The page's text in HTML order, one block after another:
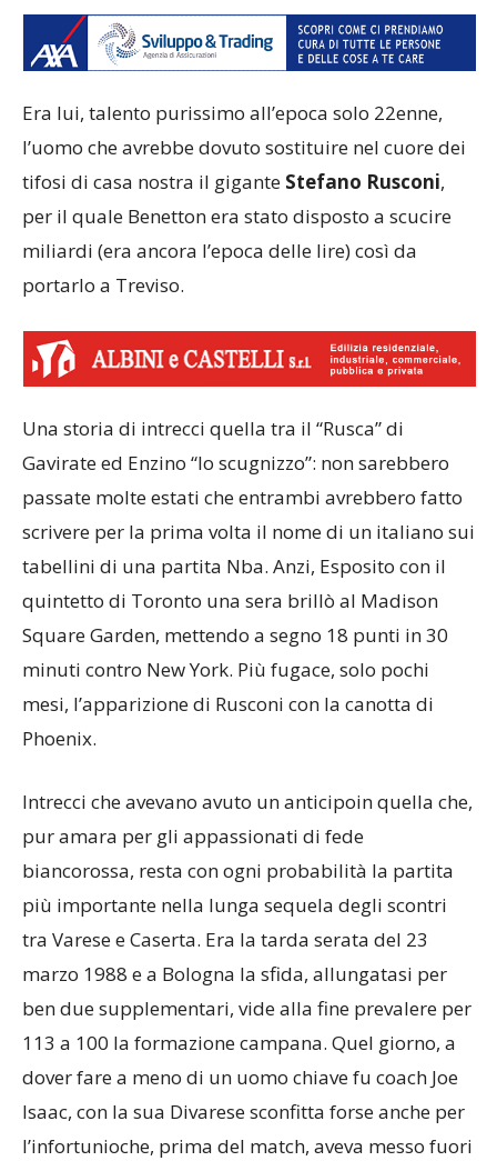
Era lui, talento purissimo all’epoca solo 22enne,
l’uomo che avrebbe dovuto sostituire nel cuore dei
tifosi di casa nostra il gigante Stefano Rusconi,
per il quale Benetton era stato disposto a scucire
miliardi (era ancora l’epoca delle lire) così da
portarlo a Treviso.
Una storia di intrecci quella tra il “Rusca” di
Gavirate ed Enzino “lo scugnizzo”: non sarebbero
passate molte estati che entrambi avrebbero fatto
scrivere per la prima volta il nome di un italiano sui
tabellini di una partita Nba. Anzi, Esposito con il
quintetto di Toronto una sera brillò al Madison
Square Garden, mettendo a segno 18 punti in 30
minuti contro New York. Più fugace, solo pochi
mesi, l’apparizione di Rusconi con la canotta di
Phoenix.
Intrecci che avevano avuto un anticipoin quella che,
pur amara per gli appassionati di fede
biancorossa, resta con ogni probabilità la partita
più importante nella lunga sequela degli scontri
tra Varese e Caserta. Era la tarda serata del 23
marzo 1988 e a Bologna la sfida, allungatasi per
ben due supplementari, vide alla fine prevalere per
113 a 100 la formazione campana. Quel giorno, a
dover fare a meno di un uomo chiave fu coach Joe
Isaac, con la sua Divarese sconfitta forse anche per
l’infortunioche, prima del match, aveva messo fuori